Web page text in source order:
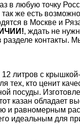
в любую точку
же есть
в Москве и
, ждать не
разделе контакты.
12 литров с
тех, кто ценит
посуды.
казан обладает
и равномерным
идеальным для